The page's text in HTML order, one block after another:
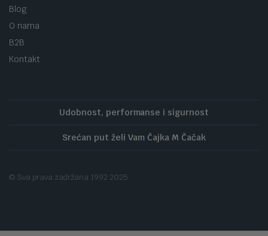
Blog
O nama
B2B
Kontakt
Udobnost, performanse i sigurnost
Srećan put želi Vam Čajka M Čačak
© Sva prava zadržana 1992 2025.